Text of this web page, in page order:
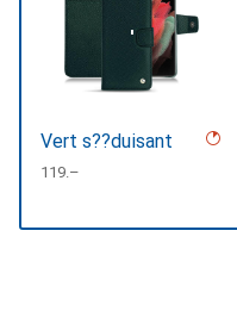
Vert s??duisant
CHF
119.–